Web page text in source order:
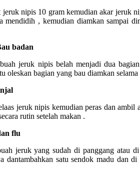
jeruk nipis 10 gram kemudian akar jeruk
, kemudian diamkan sampai
badan
jeruk nipis belah menjadi dua
oleskan bagian yang bau diamkan
jeruk nipis kemudian peras dan ambil
rutin setelah makan .
flu
jeruk yang sudah di panggang atau
dantambahkan satu sendok madu dan